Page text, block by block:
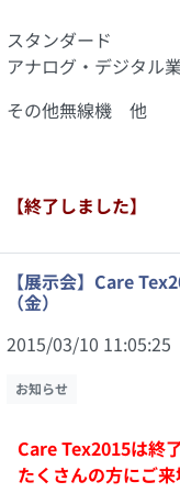
スタンダード
アナログ・デジタル
その他無線機 他
【終了しました】
【展示会】Care
（金）
2015/03/10 11:05:25
お知らせ
Care Tex2015は終
たくさんの方にご